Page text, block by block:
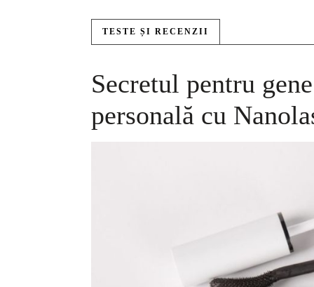
TESTE ȘI RECENZII
Secretul pentru
personală cu